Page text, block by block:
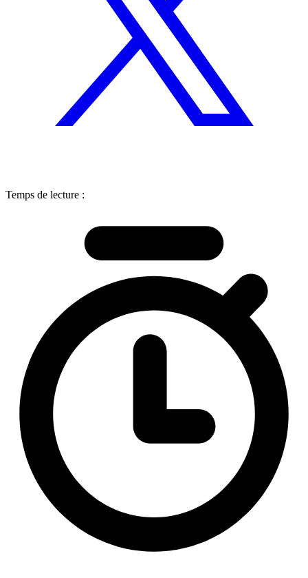
Temps de lecture :